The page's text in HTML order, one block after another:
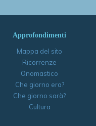
Approfondimenti
Mappa del sito
Ricorrenze
Onomastico
Che giorno era?
Che giorno sarà?
Cultura